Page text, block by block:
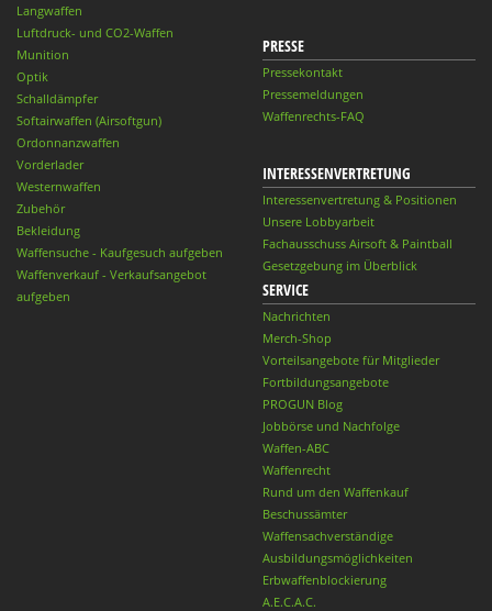
Langwaffen
Luftdruck- und CO2-Waffen
Munition
Optik
Schalldämpfer
Softairwaffen (Airsoftgun)
Ordonnanzwaffen
Vorderlader
Westernwaffen
Zubehör
Bekleidung
Waffensuche - Kaufgesuch aufgeben
Waffenverkauf - Verkaufsangebot
aufgeben
PRESSE
Pressekontakt
Pressemeldungen
Waffenrechts-FAQ
INTERESSENVERTRETUNG
Interessenvertretung & Positionen
Unsere Lobbyarbeit
Fachausschuss Airsoft & Paintball
Gesetzgebung im Überblick
SERVICE
Nachrichten
Merch-Shop
Vorteilsangebote für Mitglieder
Fortbildungsangebote
PROGUN Blog
Jobbörse und Nachfolge
Waffen-ABC
Waffenrecht
Rund um den Waffenkauf
Beschussämter
Waffensachverständige
Ausbildungsmöglichkeiten
Erbwaffenblockierung
A.E.C.A.C.